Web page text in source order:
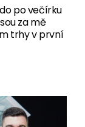
po večírku
za mě
trhy v první